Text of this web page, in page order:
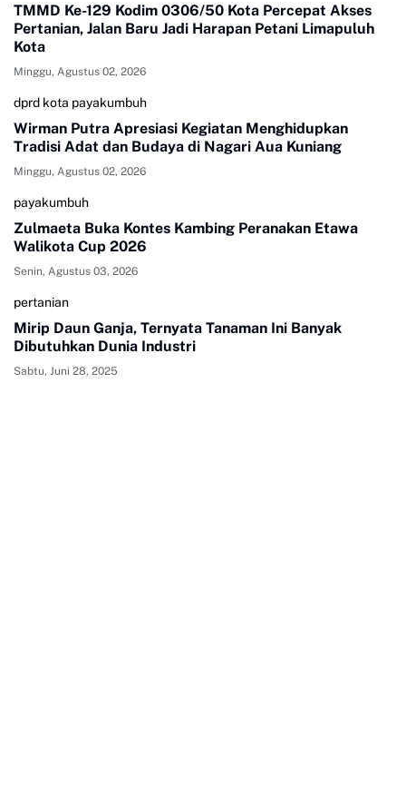
TMMD Ke-129 Kodim 0306/50 Kota Percepat Akses
Pertanian, Jalan Baru Jadi Harapan Petani Limapuluh
Kota
Minggu, Agustus 02, 2026
dprd kota payakumbuh
Wirman Putra Apresiasi Kegiatan Menghidupkan
Tradisi Adat dan Budaya di Nagari Aua Kuniang
Minggu, Agustus 02, 2026
payakumbuh
Zulmaeta Buka Kontes Kambing Peranakan Etawa
Walikota Cup 2026
Senin, Agustus 03, 2026
pertanian
Mirip Daun Ganja, Ternyata Tanaman Ini Banyak
Dibutuhkan Dunia Industri
Sabtu, Juni 28, 2025